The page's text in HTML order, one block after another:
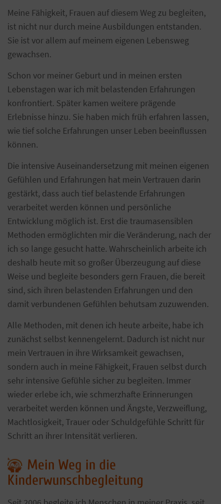
Meine Fähigkeit, Frauen auf diesem Weg zu begleiten,
ist nicht nur durch meine Ausbildungen entstanden.
Sie ist vor allem auf meinem eigenen Lebensweg
gewachsen.
Schon vor meiner Geburt und in meinen ersten
Lebenstagen war ich mit belastenden Erfahrungen
konfrontiert. Später kamen weitere prägende
Erlebnisse hinzu. Sie haben mich früh erfahren lassen,
wie tief solche Erfahrungen unser Leben beeinflussen
können.
Die intensive Auseinandersetzung mit meinen eigenen
Gefühlen und Erfahrungen hat mein Vertrauen darin
gestärkt, dass auch tief belastende Erfahrungen
verarbeitet werden können und persönliche
Entwicklung möglich ist. Erst die traumasensiblen
Methoden ermöglichten mir die Veränderung, nach der
ich so lange gesucht hatte. Wahrscheinlich arbeite ich
deshalb heute mit so großer Überzeugung auf diese
Weise und begleite besonders gern Frauen, die bereit
sind, sich ihren belastenden Erfahrungen und den
damit verbundenen Gefühlen behutsam zuzuwenden.
Alle Methoden, mit denen ich heute arbeite, habe ich
zunächst selbst kennengelernt. Dadurch ist nicht nur
mein Vertrauen in ihre Wirksamkeit gewachsen,
sondern auch in meine Fähigkeit, Frauen selbst durch
sehr intensive Gefühle sicher zu begleiten. Immer
wieder erlebe ich, wie schmerzhafte Erinnerungen
verarbeitet werden können und Ängste, Verzweiflung,
Machtlosigkeit, Trauer oder Schuldgefühle Schritt für
Schritt an ihrer Intensität verlieren.
Mein Weg in die
Kinderwunschbegleitung